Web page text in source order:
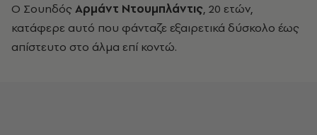
Ο Σουηδός Αρμάντ Ντουμπλάντις, 20 ετών,
κατάφερε αυτό που φάνταζε εξαιρετικά δύσκολο έως
απίστευτο στο άλμα επί κοντώ.